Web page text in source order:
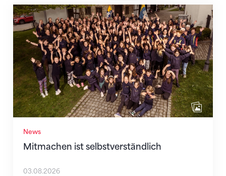
News
Mitmachen ist selbstverständlich
Mitmachen ist selbstverständlich
03.08.2026